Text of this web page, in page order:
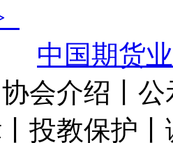
中国期货
协会介绍丨
丨投教保护